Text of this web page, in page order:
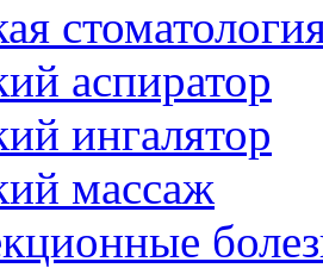
аспиратор
ингалятор
массаж